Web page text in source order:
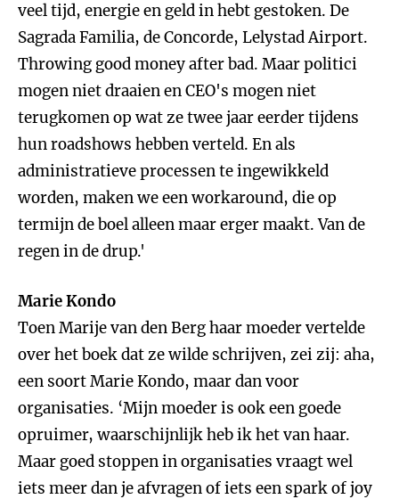
veel tijd, energie en geld in hebt gestoken. De
Sagrada Familia, de Concorde, Lelystad Airport.
Throwing good money after bad. Maar politici
mogen niet draaien en CEO's mogen niet
terugkomen op wat ze twee jaar eerder tijdens
hun roadshows hebben verteld. En als
administratieve processen te ingewikkeld
worden, maken we een workaround, die op
termijn de boel alleen maar erger maakt. Van de
regen in de drup.'
Marie Kondo
Toen Marije van den Berg haar moeder vertelde
over het boek dat ze wilde schrijven, zei zij: aha,
een soort Marie Kondo, maar dan voor
organisaties. ‘Mijn moeder is ook een goede
opruimer, waarschijnlijk heb ik het van haar.
Maar goed stoppen in organisaties vraagt wel
iets meer dan je afvragen of iets een spark of joy